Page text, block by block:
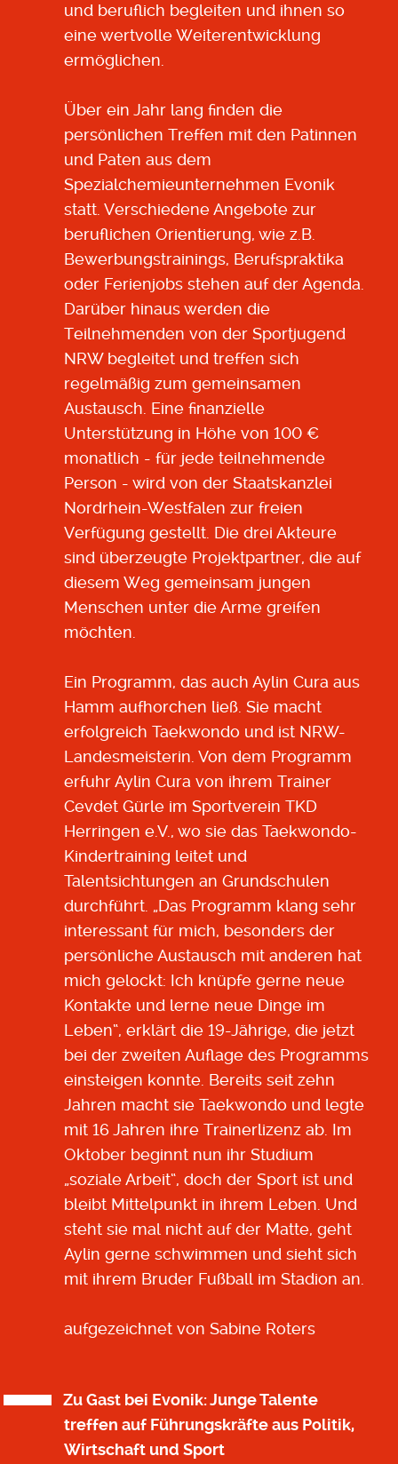
und beruflich begleiten und ihnen so
eine wertvolle Weiterentwicklung
ermöglichen.
Über ein Jahr lang finden die
persönlichen Treffen mit den Patinnen
und Paten aus dem
Spezialchemieunternehmen Evonik
statt. Verschiedene Angebote zur
beruflichen Orientierung, wie z.B.
Bewerbungstrainings, Berufspraktika
oder Ferienjobs stehen auf der Agenda.
Darüber hinaus werden die
Teilnehmenden von der Sportjugend
NRW begleitet und treffen sich
regelmäßig zum gemeinsamen
Austausch. Eine finanzielle
Unterstützung in Höhe von 100 €
monatlich - für jede teilnehmende
Person - wird von der Staatskanzlei
Nordrhein-Westfalen zur freien
Verfügung gestellt. Die drei Akteure
sind überzeugte Projektpartner, die auf
diesem Weg gemeinsam jungen
Menschen unter die Arme greifen
möchten.
Ein Programm, das auch Aylin Cura aus
Hamm aufhorchen ließ. Sie macht
erfolgreich Taekwondo und ist NRW-
Landesmeisterin. Von dem Programm
erfuhr Aylin Cura von ihrem Trainer
Cevdet Gürle im Sportverein TKD
Herringen e.V., wo sie das Taekwondo-
Kindertraining leitet und
Talentsichtungen an Grundschulen
durchführt. „Das Programm klang sehr
interessant für mich, besonders der
persönliche Austausch mit anderen hat
mich gelockt: Ich knüpfe gerne neue
Kontakte und lerne neue Dinge im
Leben“, erklärt die 19-Jährige, die jetzt
bei der zweiten Auflage des Programms
einsteigen konnte. Bereits seit zehn
Jahren macht sie Taekwondo und legte
mit 16 Jahren ihre Trainerlizenz ab. Im
Oktober beginnt nun ihr Studium
„soziale Arbeit“, doch der Sport ist und
bleibt Mittelpunkt in ihrem Leben. Und
steht sie mal nicht auf der Matte, geht
Aylin gerne schwimmen und sieht sich
mit ihrem Bruder Fußball im Stadion an.
aufgezeichnet von Sabine Roters
Zu Gast bei Evonik: Junge Talente
treffen auf Führungskräfte aus Politik,
Wirtschaft und Sport